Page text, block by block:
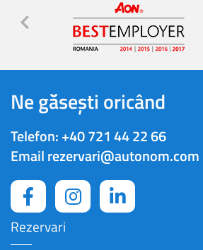
Ne găsești oricând
Telefon:+40 721 44 22 66
Emailrezervari@autonom.com
Rezervari